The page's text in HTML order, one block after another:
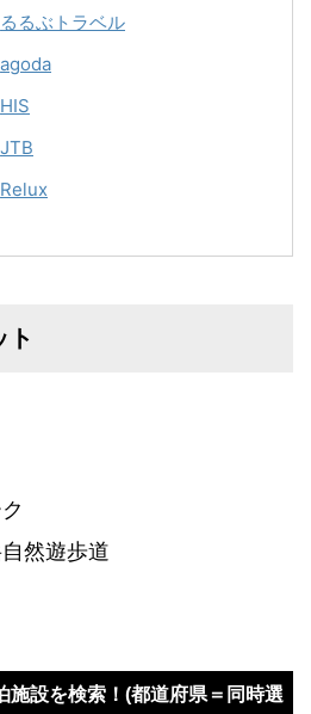
るるぶトラベル
agoda
HIS
JTB
Relux
ト
然遊歩道
施設を検索！(都道府県＝同時選